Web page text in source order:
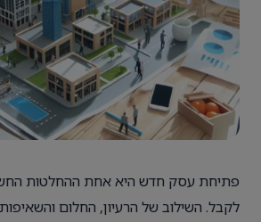
פתיחת עסק חדש היא אחת ההחלטות
לקבל. השילוב של הרעיון, החלום